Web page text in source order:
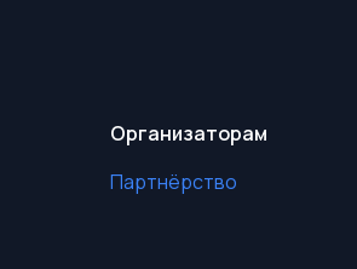
Организаторам
Партнёрство